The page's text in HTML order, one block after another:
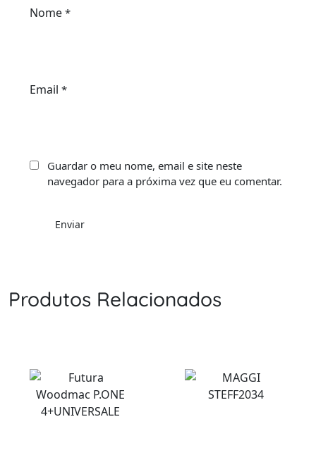
Nome *
Email *
Guardar o meu nome, email e site neste
navegador para a próxima vez que eu comentar.
Produtos Relacionados